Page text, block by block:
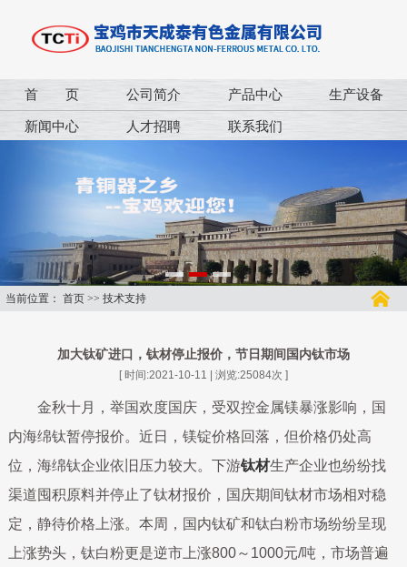
首 页 公司简介 产品中心 生产设备
新闻中心 人才招聘 联系我们
当前位置： 首页 >> 技术支持
加大钛矿进口，钛材停止报价，节日期间国内钛市场
[ 时间:2021-10-11 | 浏览:25084次 ]
金秋十月，举国欢度国庆，受双控金属镁暴涨影响，国
内海绵钛暂停报价。近日，镁锭价格回落，但价格仍处高
位，海绵钛企业依旧压力较大。下游钛材生产企业也纷纷找
渠道囤积原料并停止了钛材报价，国庆期间钛材市场相对稳
定，静待价格上涨。本周，国内钛矿和钛白粉市场纷纷呈现
上涨势头，钛白粉更是逆市上涨800～1000元/吨，市场普遍